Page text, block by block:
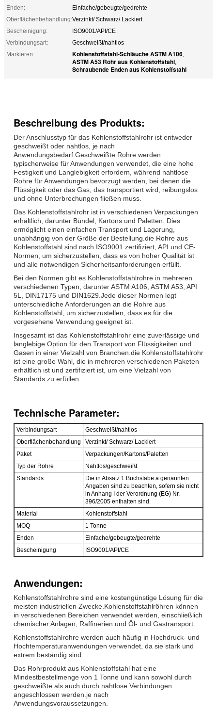
Enden:
Einfache/gebeugte/gedrehte
Oberflächenbehandlung:Verzinkt/ Schwarz/ Lackiert
Bescheinigung:
ISO9001/API/CE
Verbindungsart:
Geschweißt/nahtlos
Markieren:
Kohlenstoffstahl-Schläuche ASTM A106,
ASTM A53 Rohr aus Kohlenstoffstahl,
Schraubende Enden aus Kohlenstoffstahl
Beschreibung des Produkts:
Der Anschlusstyp für das Kohlenstoffstahlrohr ist entweder
geschweißt oder nahtlos, je nach
Anwendungsbedarf.Geschweißte Rohre werden
typischerweise für Anwendungen verwendet, die eine hohe
Festigkeit und Langlebigkeit erfordern, während nahtlose
Rohre für Anwendungen bevorzugt werden, bei denen die
Flüssigkeit oder das Gas, das transportiert wird, reibungslos
und ohne Unterbrechungen fließen muss.
Das Kohlenstoffstahlrohr ist in verschiedenen Verpackungen
erhältlich, darunter Bündel, Kartons und Paletten. Dies
ermöglicht einen einfachen Transport und Lagerung,
unabhängig von der Größe der Bestellung.die Rohre aus
Kohlenstoffstahl sind nach ISO9001 zertifiziert, API und CE-
Normen, um sicherzustellen, dass es von hoher Qualität ist
und alle notwendigen Sicherheitsanforderungen erfüllt.
Bei den Normen gibt es Kohlenstoffstahlrohre in mehreren
verschiedenen Typen, darunter ASTM A106, ASTM A53, API
5L, DIN17175 und DIN1629.Jede dieser Normen legt
unterschiedliche Anforderungen an die Rohre aus
Kohlenstoffstahl, um sicherzustellen, dass es für die
vorgesehene Verwendung geeignet ist.
Insgesamt ist das Kohlenstoffstahlrohr eine zuverlässige und
langlebige Option für den Transport von Flüssigkeiten und
Gasen in einer Vielzahl von Branchen.die Kohlenstoffstahlrohr
ist eine große Wahl, die in mehreren verschiedenen Paketen
erhältlich ist und zertifiziert ist, um eine Vielzahl von
Standards zu erfüllen.
Technische Parameter:
Verbindungsart
Geschweißt/nahtlos
Oberflächenbehandlung
Verzinkt/ Schwarz/ Lackiert
Paket
Verpackungen/Kartons/Paletten
Typ der Rohre
Nahtlos/geschweißt
Standards
Die in Absatz 1 Buchstabe a genannten
Angaben sind zu beachten, sofern sie nicht
in Anhang I der Verordnung (EG) Nr.
396/2005 enthalten sind.
Material
Kohlenstoffstahl
MOQ
1 Tonne
Enden
Einfache/gebeugte/gedrehte
Bescheinigung
ISO9001/API/CE
Anwendungen:
Kohlenstoffstahlrohre sind eine kostengünstige Lösung für die
meisten industriellen Zwecke.Kohlenstoffstahlröhren können
in verschiedenen Bereichen verwendet werden, einschließlich
chemischer Anlagen, Raffinerien und Öl- und Gastransport.
Kohlenstoffstahlrohre werden auch häufig in Hochdruck- und
Hochtemperaturanwendungen verwendet, da sie stark und
extrem beständig sind.
Das Rohrprodukt aus Kohlenstoffstahl hat eine
Mindestbestellmenge von 1 Tonne und kann sowohl durch
geschweißte als auch durch nahtlose Verbindungen
angeschlossen werden.je nach
Anwendungsvoraussetzungen.